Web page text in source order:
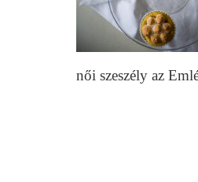
női szeszély az